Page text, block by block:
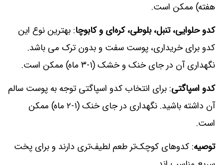
هفته) ممکن است.
کدو حلوایی، تنبل، بلوطی، کره‌ای و کابوچا: بهترین نوع این
کدو برای خریداری، پوست سفت و بدون ترک می باشد.
نگهداری آن در جای خنک و خشک (۱-۳ ماه) ممکن است.
کدو اسپاگتی: برای انتخاب کدو اسپاگتی توجه به پوست سالم
آن داشته باشید. نگهداری در جای خنک (۱-۲ ماه) ممکن
است.
توصیه: کدوهای کوچک‌تر طعم لطیف‌تری دارند و برای پخت